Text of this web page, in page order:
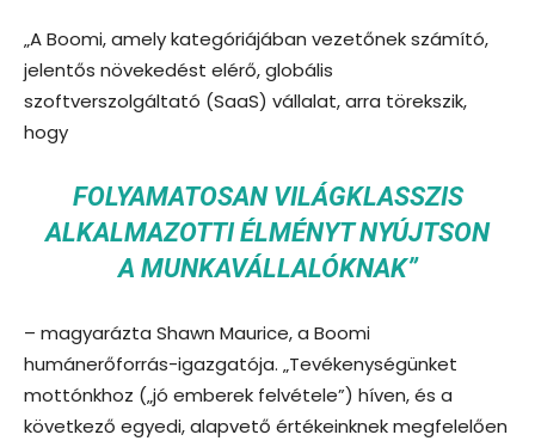
„A Boomi, amely kategóriájában vezetőnek számító,
jelentős növekedést elérő, globális
szoftverszolgáltató (SaaS) vállalat, arra törekszik,
hogy
FOLYAMATOSAN VILÁGKLASSZIS
ALKALMAZOTTI ÉLMÉNYT NYÚJTSON
A MUNKAVÁLLALÓKNAK”
– magyarázta Shawn Maurice, a Boomi
humánerőforrás-igazgatója. „Tevékenységünket
mottónkhoz („jó emberek felvétele”) híven, és a
következő egyedi, alapvető értékeinknek megfelelően